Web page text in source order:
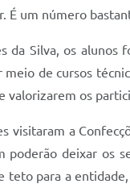
É um número
da Silva, os
de cursos
valorizarem os
visitaram a
poderão deixar os
teto para a